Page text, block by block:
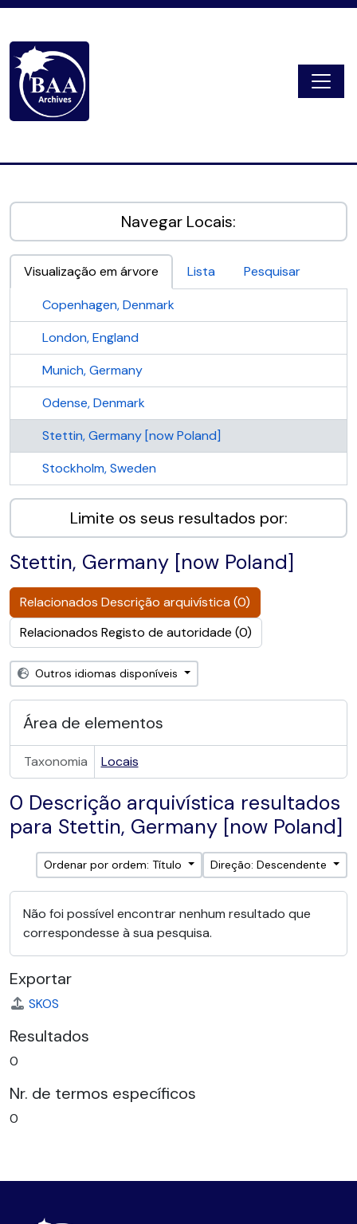
Navegar Locais:
Visualização em árvore Lista
Pesquisar
Copenhagen, Denmark
London, England
Munich, Germany
Odense, Denmark
Stettin, Germany [now Poland]
Stockholm, Sweden
Limite os seus resultados por:
Stettin, Germany [now Poland]
Relacionados Descrição arquivística (0)
Relacionados Registo de autoridade (0)
Outros idiomas disponíveis
Área de elementos
Taxonomia Locais
0 Descrição arquivística resultados
para Stettin, Germany [now Poland]
Ordenar por ordem: Título Direção: Descendente
Não foi possível encontrar nenhum resultado que
correspondesse à sua pesquisa.
Exportar
SKOS
Resultados
0
Nr. de termos específicos
0